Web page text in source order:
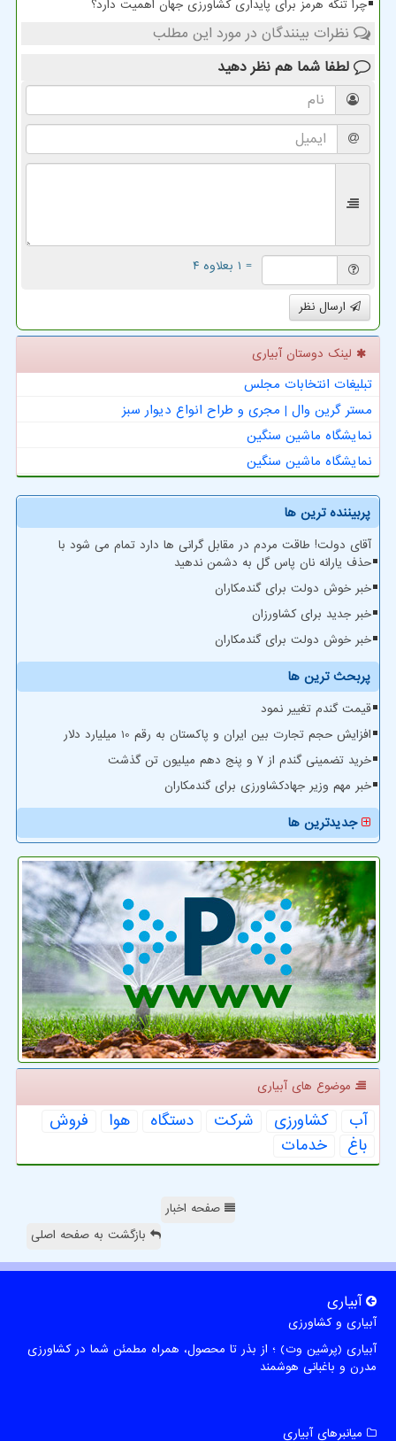
چرا تنگه هرمز برای پایداری کشاورزی جهان اهمیت دارد؟
نظرات بینندگان در مورد این مطلب
لطفا شما هم نظر دهید
= ۱ بعلاوه ۴
ارسال نظر
لینک دوستان آبیاری
تبلیغات انتخابات مجلس
مستر گرین وال | مجری و طراح انواع دیوار سبز
نمایشگاه ماشین سنگین
نمایشگاه ماشین سنگین
پربیننده ترین ها
آقای دولت! طاقت مردم در مقابل گرانی ها دارد تمام می شود با
حذف یارانه نان پاس گل به دشمن ندهید
خبر خوش دولت برای گندمکاران
خبر جدید برای کشاورزان
خبر خوش دولت برای گندمکاران
پربحث ترین ها
قیمت گندم تغییر نمود
افزایش حجم تجارت بین ایران و پاکستان به رقم 10 میلیارد دلار
خرید تضمینی گندم از ۷ و پنج دهم میلیون تن گذشت
خبر مهم وزیر جهادکشاورزی برای گندمکاران
جدیدترین ها
موضوع های آبیاری
آب كشاورزی شركت دستگاه هوا
فروش
باغ
خدمات
صفحه اخبار
بازگشت به صفحه اصلی
آبیاری
آبیاری و کشاورزی
آبیاری (پرشین وت) ؛ از بذر تا محصول، همراه مطمئن شما در کشاورزی
مدرن و باغبانی هوشمند
میانبرهای آبیاری